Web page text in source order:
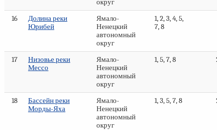
округ
16
Долина реки
Юрибей
Ямало-
Ненецкий
автономный
округ
1, 2, 3, 4, 5,
7, 8
17
Низовье реки
Мессо
Ямало-
Ненецкий
автономный
округ
1, 5, 7, 8
18
Бассейн реки
Морды-Яха
Ямало-
Ненецкий
автономный
округ
1, 3, 5, 7, 8